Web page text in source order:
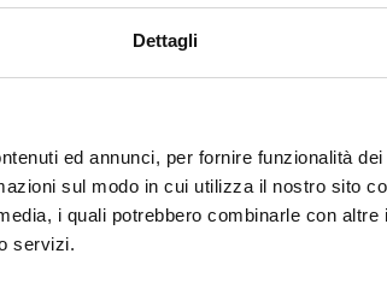
Dettagli
ed annunci, per fornire funzionalità
sul modo in cui utilizza il nostro sito
i quali potrebbero combinarle con
servizi.